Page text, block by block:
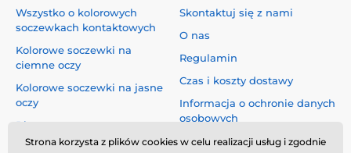
Wszystko o kolorowych
soczewkach kontaktowych
Kolorowe soczewki na
ciemne oczy
Kolorowe soczewki na jasne
oczy
Blog
Skontaktuj się z nami
O nas
Regulamin
Czas i koszty dostawy
Informacja o ochronie danych
osobowych
Reklamacje i Odstąpienie od
Strona korzysta z plików cookies w celu realizacji usług i zgodnie